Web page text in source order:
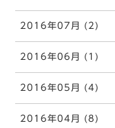
2016年07月 (2)
2016年06月 (1)
2016年05月 (4)
2016年04月 (8)